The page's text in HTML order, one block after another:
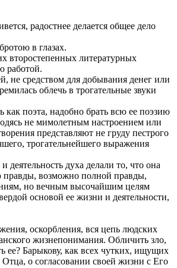
радостнее делается общее дело
в глазах.
второстепенных литературных
работой.
не средством для добывания денег или
облечь в трогательные звуки
как поэта, надобно брать всю ее поэзию
не мимолетным настроением или
представляют не груду пестрого
трогательнейшего выражения
духа делали то, что она
правды, возможно полной правды,
но вечным высочайшим целям
основой ее жизни и деятельности,
оскорбления, вся цепь людских
жизнепонимания. Обличить зло,
ее? Барыкову, как всех чутких, ищущих
о согласовании своей жизни с Его